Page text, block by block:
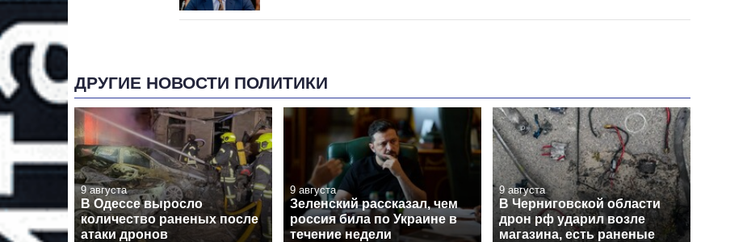
ДРУГИЕ НОВОСТИ ПОЛИТИКИ
9 августа
В Одессе выросло
количество раненых после
атаки дронов
9 августа
Зеленский рассказал, чем
россия била по Украине в
течение недели
9 августа
В Черниговской области
дрон рф ударил возле
магазина, есть раненые